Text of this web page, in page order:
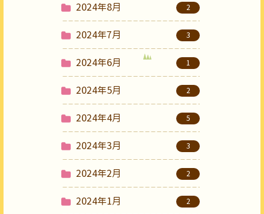
2024年8月 2
2024年7月 3
2024年6月 1
2024年5月 2
2024年4月 5
2024年3月 3
2024年2月 2
2024年1月 2